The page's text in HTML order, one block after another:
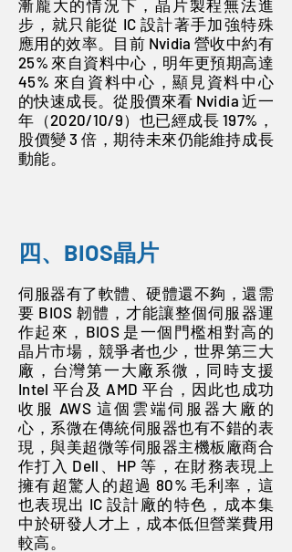
漸龐大的情況下，晶片製程無法進
步，就只能從 IC 設計著手加強特殊
應用的效率。目前 Nvidia 營收中約有
25% 來自資料中心，明年更預期高達
45% 來自資料中心，顯見資料中心
的快速成長。從股價來看 Nvidia 近一
年（2020/10/9）也已經成長 197%，
股價變 3 倍，期待未來仍能維持成長
動能。
四、BIOS晶片
伺服器有了軟體、硬體還不夠，還需
要 BIOS 韌體，才能讓整個伺服器運
作起來，BIOS 是一個門檻相對高的
晶片市場，競爭者也少，世界第三大
廠，台灣第一大廠系微，同時支援
Intel 平台及 AMD 平台，因此也成功
收服 AWS 這個雲端伺服器大廠的
心，系微在傳統伺服器也有不錯的表
現，與美超微等伺服器主機板廠商合
作打入 Dell、HP 等，在財務表現上
擁有超驚人的超過 80% 毛利率，這
也表現出 IC 設計廠的特色，成本集
中於研發人才上，成本低但營業費用
較高。